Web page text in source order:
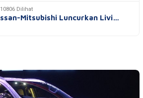
10806 Dilihat
Mitsubishi Luncurkan Livi…